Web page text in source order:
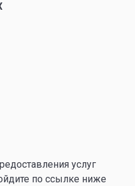
услуг
по ссылке ниже